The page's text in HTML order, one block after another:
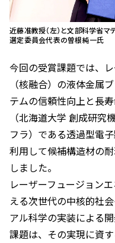
近藤准教授（左）と文部科学省マ
選定委員会代表の曽根純一氏
今回の受賞課題では、
（核融合）の液体金属
テムの信頼性向上と長
（北海道大学 創成研
フラ）である透過型電
利用して候補構造材の
しました。
レーザーフュージョン
える次世代の中核的社
アル科学の実装による
課題は、その実現に資